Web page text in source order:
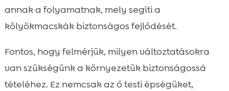
annak a folyamatnak, mely segíti a
kölyökmacskák biztonságos fejlődését.
Fontos, hogy felmérjük, milyen változtatásokra
van szükségünk a környezetük biztonságossá
tételéhez. Ez nemcsak az ő testi épségüket,